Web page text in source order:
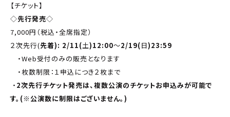
【チケット】
◇先行発売◇
7,000円（税込・全席指定）
２次先行(先着): 2/11(土)12:00～2/19(日)23:59
・Web受付のみの販売となります
・枚数制限：１申込につき２枚まで
・ 2次先行チケット発売は、複数公演のチケットお申込みが可能で
す。 (※公演数に制限はございません。 )